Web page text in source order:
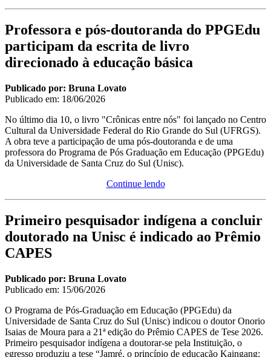
Professora e pós-doutoranda do PPGEdu
participam da escrita de livro
direcionado à educação básica
Publicado por: Bruna Lovato
Publicado em: 18/06/2026
No último dia 10, o livro "Crônicas entre nós" foi lançado no Centro
Cultural da Universidade Federal do Rio Grande do Sul (UFRGS).
A obra teve a participação de uma pós-doutoranda e de uma
professora do Programa de Pós Graduação em Educação (PPGEdu)
da Universidade de Santa Cruz do Sul (Unisc).
Continue lendo
Primeiro pesquisador indígena a concluir
doutorado na Unisc é indicado ao Prêmio
CAPES
Publicado por: Bruna Lovato
Publicado em: 15/06/2026
O Programa de Pós-Graduação em Educação (PPGEdu) da
Universidade de Santa Cruz do Sul (Unisc) indicou o doutor Onorio
Isaias de Moura para a 21ª edição do Prêmio CAPES de Tese 2026.
Primeiro pesquisador indígena a doutorar-se pela Instituição, o
egresso produziu a tese “Jamré, o princípio de educação Kaingang: